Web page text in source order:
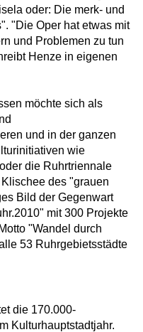
oder: Die merk- und
"Die Oper hat etwas mit
und Problemen zu tun
Henze in eigenen
möchte sich als
und in der ganzen
wie
die Ruhrtriennale
des "grauen
Bild der Gegenwart
mit 300 Projekte
"Wandel durch
53 Ruhrgebietsstädte
die 170.000-
Kulturhauptstadtjahr.